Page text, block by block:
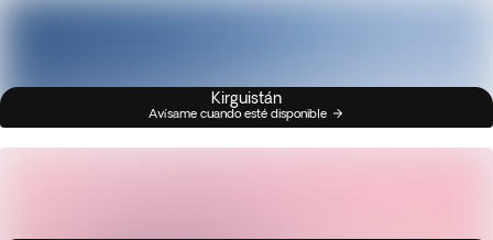
Kirguistán
Avísame cuando esté disponible